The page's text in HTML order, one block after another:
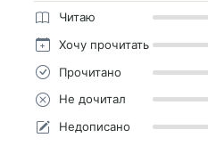
Читаю
Хочу прочитать
Прочитано
Не дочитал
Недописано